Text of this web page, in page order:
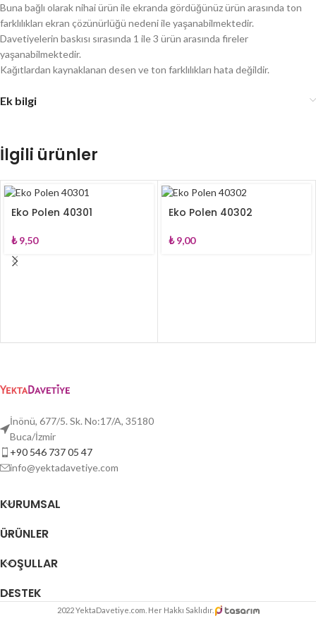
Buna bağlı olarak nihai ürün ile ekranda gördüğünüz ürün arasında ton
farklılıkları ekran çözünürlüğü nedeni ile yaşanabilmektedir.
Davetiyelerin baskısı sırasında 1 ile 3 ürün arasında fireler
yaşanabilmektedir.
Kağıtlardan kaynaklanan desen ve ton farklılıkları hata değildir.
Ek bilgi
İlgili ürünler
Eko Polen 40301
₺9,50
Eko Polen 40302
₺9,00
İnönü, 677/5. Sk. No:17/A, 35180
Buca/İzmir
+90 546 737 05 47
info@yektadavetiye.com
KURUMSAL
ÜRÜNLER
KOŞULLAR
DESTEK
2022 YektaDavetiye.com. Her Hakkı Saklıdır.